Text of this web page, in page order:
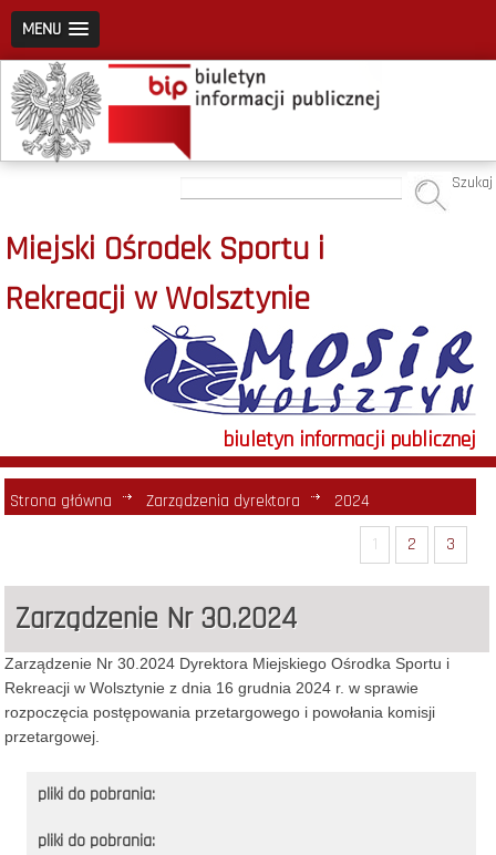
MENU
Szukaj
Miejski Ośrodek Sportu i
Rekreacji w Wolsztynie
biuletyn informacji publicznej
Strona główna Zarządzenia dyrektora 2024
1 2 3
Zarządzenie Nr 30.2024
Zarządzenie Nr 30.2024 Dyrektora Miejskiego Ośrodka Sportu i
Rekreacji w Wolsztynie z dnia 16 grudnia 2024 r. w sprawie
rozpoczęcia postępowania przetargowego i powołania komisji
przetargowej.
pliki do pobrania:
pliki do pobrania: